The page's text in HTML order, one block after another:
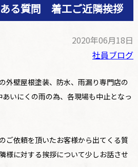
る質問 着工ご近隣挨拶
2020年06月18日
社員ブログ
外壁屋根塗装、防水、雨漏り専門店の
いにくの雨の為、各現場も中止となっ
ご依頼を頂いたお客様から出てくる質
様に対する挨拶について少しお話させ